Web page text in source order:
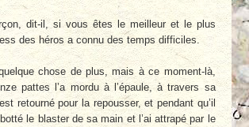
dit-il, si vous êtes le meilleur et le plus
des héros a connu des temps difficiles.
chose de plus, mais à ce moment-là,
pattes l’a mordu à l’épaule, à travers sa
retourné pour la repousser, et pendant qu’il
le blaster de sa main et l’ai attrapé par le